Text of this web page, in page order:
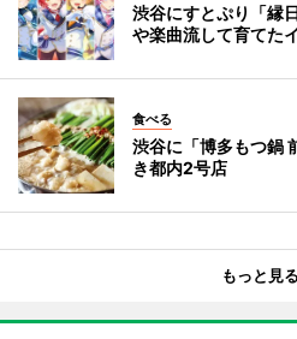
渋谷にすとぷり「縁
や楽曲流して育てた
食べる
渋谷に「博多もつ鍋
き都内2号店
もっと見る